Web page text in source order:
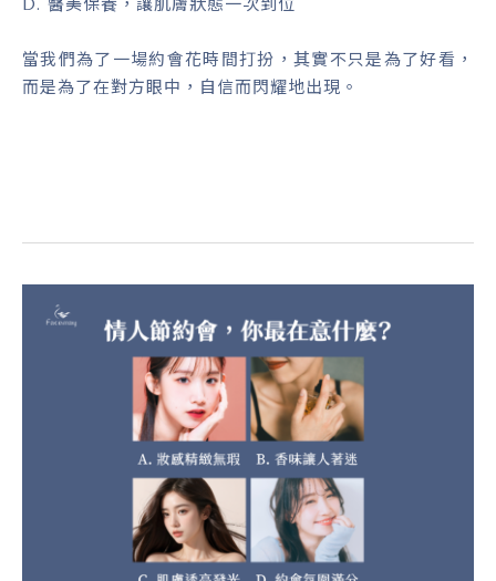
D. 醫美保養，讓肌膚狀態一次到位
當我們為了一場約會花時間打扮，其實不只是為了好看，
而是為了在對方眼中，自信而閃耀地出現。